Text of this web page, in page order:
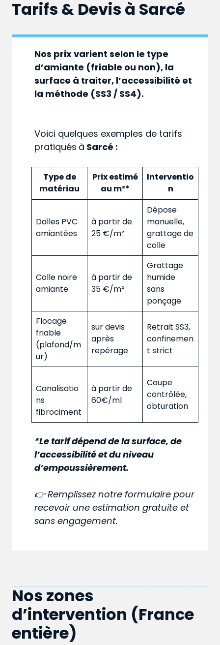
Tarifs & Devis à Sarcé
Nos prix varient selon le type
d’amiante (friable ou non), la
surface à traiter, l’accessibilité et
la méthode (SS3 / SS4).
Voici quelques exemples de tarifs
pratiqués à Sarcé :
Type de
matériau
Prix estimé
au m²*
Interventio
n
Dalles PVC
amiantées
à partir de
25 €/m²
Dépose
manuelle,
grattage de
colle
Colle noire
amiante
à partir de
35 €/m²
Grattage
humide
sans
ponçage
Flocage
friable
(plafond/m
ur)
sur devis
après
repérage
Retrait SS3,
confinemen
t strict
Canalisatio
ns
fibrociment
à partir de
60€/ml
Coupe
contrôlée,
obturation
*Le tarif dépend de la surface, de
l’accessibilité et du niveau
d’empoussièrement.
👉 Remplissez notre formulaire pour
recevoir une estimation gratuite et
sans engagement.
Nos zones
d’intervention (France
entière)